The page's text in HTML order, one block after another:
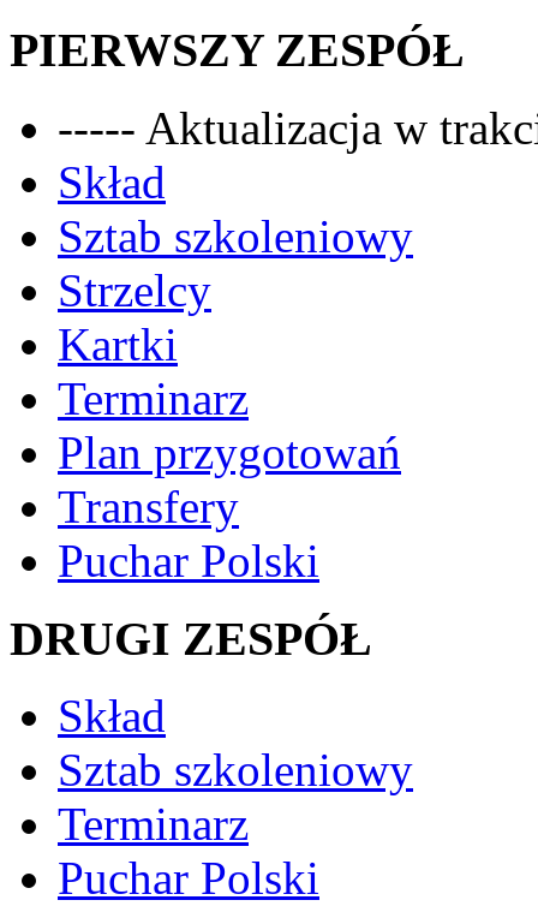
PIERWSZY ZESPÓŁ
----- Aktualizacja w
Skład
Sztab szkoleniowy
Strzelcy
Kartki
Terminarz
Plan przygotowań
Transfery
Puchar Polski
DRUGI ZESPÓŁ
Skład
Sztab szkoleniowy
Terminarz
Puchar Polski